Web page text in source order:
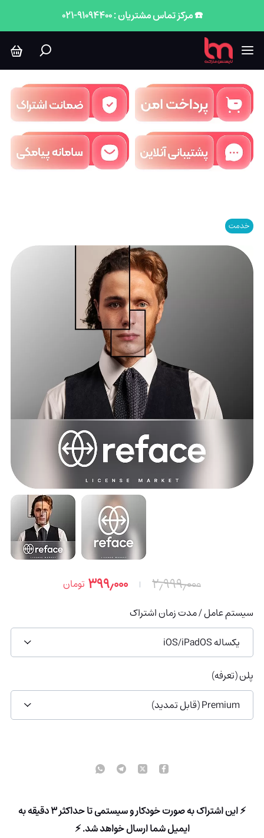
☎️ مرکز تماس مشتریان : 91094400-021
خدمت
۲٫۹۹۹٫۰۰۰ ۳۹۹٫۰۰۰ تومان
سیستم عامل / مدت زمان اشتراک
یکساله iOS/iPadOS
پلن (تعرفه)
Premium (قابل تمدید)
⚡ این اشتراک به صورت خودکار و سیستمی تا حداکثر 3 دقیقه به
ایمیل شما ارسال خواهد شد. ⚡